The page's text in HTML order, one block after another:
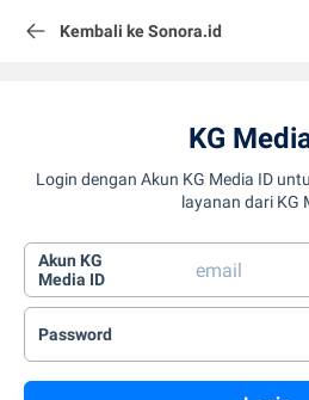
Kembali ke Sonora.id
KG
Login dengan Akun KG Media ID
layanan dari KG
Akun KG
Media ID
Password